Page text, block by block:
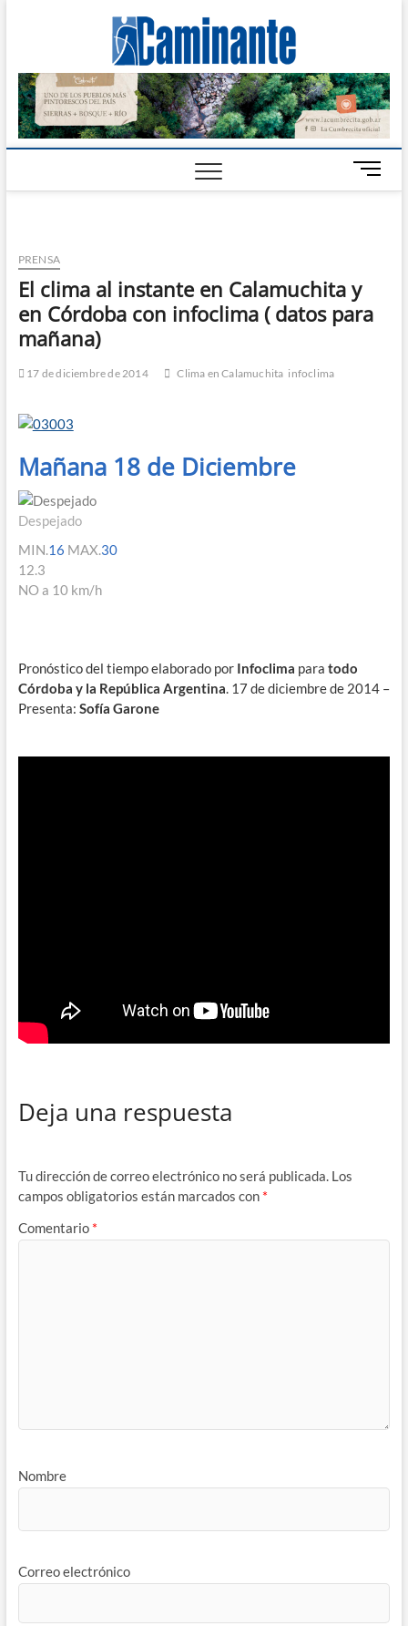
Digital
CALAMUCHITA
B
o
e
m
PRENSA
El clima al instante en Calamuchita y
en Córdoba con infoclima ( datos para
mañana)
17 de diciembre de 2014 Clima en Calamuchita infoclima
Mañana 18 de Diciembre
Despejado
MIN.16 MAX.30
12.3
NO a 10 km/h
Pronóstico del tiempo elaborado por Infoclima para todo
Córdoba y la República Argentina. 17 de diciembre de 2014 –
Presenta: Sofía Garone
Deja una respuesta
Tu dirección de correo electrónico no será publicada. Los
campos obligatorios están marcados con *
Comentario *
Nombre
Correo electrónico